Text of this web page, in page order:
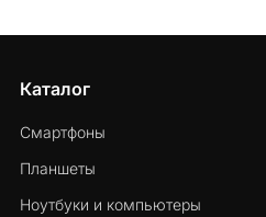
Каталог
Смартфоны
Планшеты
Ноутбуки и компьютеры